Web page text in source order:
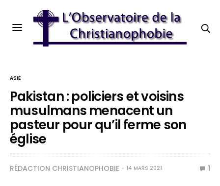
ASIE
Pakistan : policiers et voisins
musulmans menacent un
pasteur pour qu’il ferme son
église
RÉDACTION CHRISTIANOPHOBIE 14 MARS 2021 1